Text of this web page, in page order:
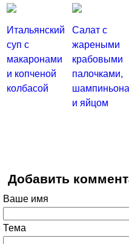
Итальянский
суп с
макаронами
и копченой
колбасой
Салат с
жареными
крабовыми
палочками,
и яйцом
Добавить
Ваше имя
Тема